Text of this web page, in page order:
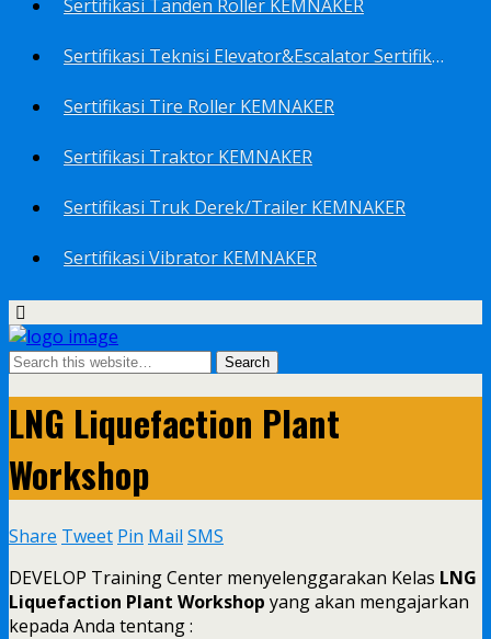
Sertifikasi Tanden Roller KEMNAKER
Sertifikasi Teknisi Elevator&Escalator Sertifikat Kemenaker KEMNAKER
Sertifikasi Tire Roller KEMNAKER
Sertifikasi Traktor KEMNAKER
Sertifikasi Truk Derek/Trailer KEMNAKER
Sertifikasi Vibrator KEMNAKER
LNG Liquefaction Plant
Workshop
Share Tweet Pin Mail SMS
DEVELOP Training Center menyelenggarakan Kelas LNG
Liquefaction Plant Workshop yang akan mengajarkan
kepada Anda tentang :